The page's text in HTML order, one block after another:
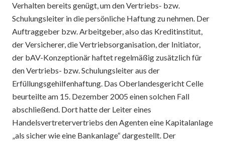
Verhalten bereits genügt, um den Vertriebs- bzw.
Schulungsleiter in die persönliche Haftung zu nehmen. Der
Auftraggeber bzw. Arbeitgeber, also das Kreditinstitut,
der Versicherer, die Vertriebsorganisation, der Initiator,
der bAV-Konzeptionär haftet regelmäßig zusätzlich für
den Vertriebs- bzw. Schulungsleiter aus der
Erfüllungsgehilfenhaftung. Das Oberlandesgericht Celle
beurteilte am 15. Dezember 2005 einen solchen Fall
abschließend. Dort hatte der Leiter eines
Handelsvertretervertriebs den Agenten eine Kapitalanlage
„als sicher wie eine Bankanlage“ dargestellt. Der